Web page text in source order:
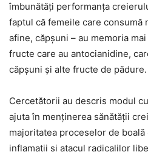
îmbunătăți performanța
faptul că femeile care consumă
afine, căpșuni – au memoria
fructe care au antocianidine,
căpșuni și alte fructe de pădure.
Cercetătorii au descris modul
ajuta în menținerea sănătății
majoritatea proceselor de
inflamații și atacul radicalilor